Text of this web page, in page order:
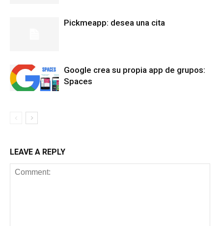
Pickmeapp: desea una cita
Google crea su propia app de grupos:
Spaces
LEAVE A REPLY